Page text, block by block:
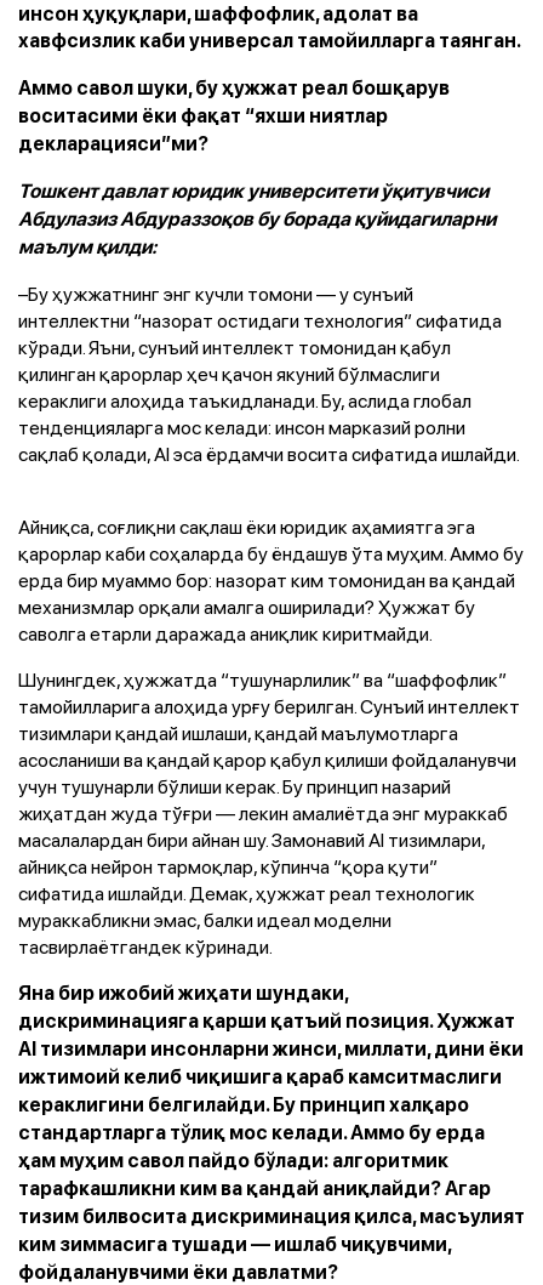
инсон ҳуқуқлари, шаффофлик, адолат ва
хавфсизлик каби универсал тамойилларга таянган.
Аммо савол шуки, бу ҳужжат реал бошқарув
воситасими ёки фақат “яхши ниятлар
декларацияси”ми?
Тошкент давлат юридик университети ўқитувчиси
Абдулазиз Абдураззоқов бу борада қуйидагиларни
маълум қилди:
–Бу ҳужжатнинг энг кучли томони — у сунъий
интеллектни “назорат остидаги технология” сифатида
кўради. Яъни, сунъий интеллект томонидан қабул
қилинган қарорлар ҳеч қачон якуний бўлмаслиги
кераклиги алоҳида таъкидланади. Бу, аслида глобал
тенденцияларга мос келади: инсон марказий ролни
сақлаб қолади, AI эса ёрдамчи восита сифатида ишлайди.
Айниқса, соғлиқни сақлаш ёки юридик аҳамиятга эга
қарорлар каби соҳаларда бу ёндашув ўта муҳим. Аммо бу
ерда бир муаммо бор: назорат ким томонидан ва қандай
механизмлар орқали амалга оширилади? Ҳужжат бу
саволга етарли даражада аниқлик киритмайди.
Шунингдек, ҳужжатда “тушунарлилик” ва “шаффофлик”
тамойилларига алоҳида урғу берилган. Сунъий интеллект
тизимлари қандай ишлаши, қандай маълумотларга
асосланиши ва қандай қарор қабул қилиши фойдаланувчи
учун тушунарли бўлиши керак. Бу принцип назарий
жиҳатдан жуда тўғри — лекин амалиётда энг мураккаб
масалалардан бири айнан шу. Замонавий AI тизимлари,
айниқса нейрон тармоқлар, кўпинча “қора қути”
сифатида ишлайди. Демак, ҳужжат реал технологик
мураккабликни эмас, балки идеал моделни
тасвирлаётгандек кўринади.
Яна бир ижобий жиҳати шундаки,
дискриминацияга қарши қатъий позиция. Ҳужжат
AI тизимлари инсонларни жинси, миллати, дини ёки
ижтимоий келиб чиқишига қараб камситмаслиги
кераклигини белгилайди. Бу принцип халқаро
стандартларга тўлиқ мос келади. Аммо бу ерда
ҳам муҳим савол пайдо бўлади: алгоритмик
тарафкашликни ким ва қандай аниқлайди? Агар
тизим билвосита дискриминация қилса, масъулият
ким зиммасига тушади — ишлаб чиқувчими,
фойдаланувчими ёки давлатми?